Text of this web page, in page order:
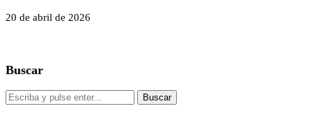
20 de abril de 2026
Buscar